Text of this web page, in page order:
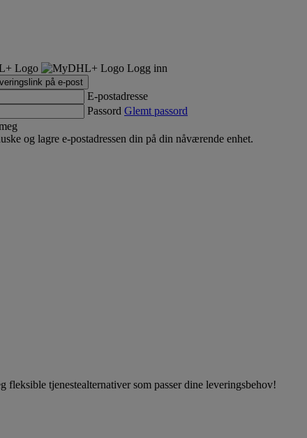
Logg inn
på e-post
E-postadresse
Passord Glemt passord
og lagre e-postadressen din på din nåværende enhet.
tjenestealternativer som passer dine leveringsbehov!